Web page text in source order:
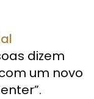
dizem
um novo